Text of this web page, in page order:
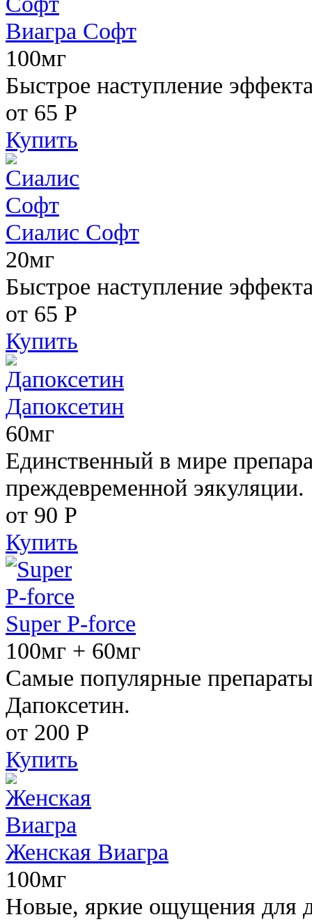
Виагра Софт
100мг
Быстрое наступление
от 65 Р
Купить
Сиалис Софт
20мг
Быстрое наступление
от 65 Р
Купить
Дапоксетин
60мг
Единственный в мире
преждевременной эякуляции.
от 90 Р
Купить
Super P-force
100мг + 60мг
Самые популярные
Дапоксетин.
от 200 Р
Купить
Женская Виагра
100мг
Новые, яркие ощущения для